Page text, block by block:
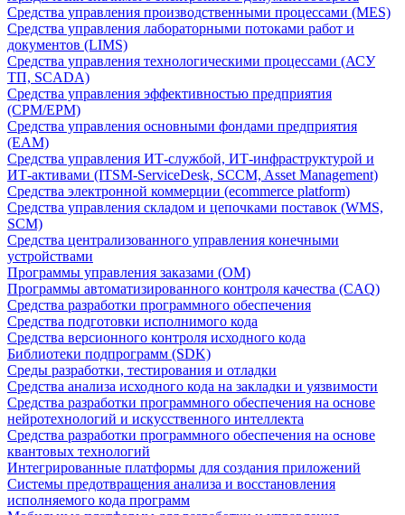
Средства управления производственными процессами (MES)
Средства управления лабораторными потоками работ и
документов (LIMS)
Средства управления технологическими процессами (АСУ
ТП, SCADA)
Средства управления эффективностью предприятия
(CPM/EPM)
Средства управления основными фондами предприятия
(EAM)
Средства управления ИТ-службой, ИТ-инфраструктурой и
ИТ-активами (ITSM-ServiceDesk, SCCM, Asset Management)
Средства электронной коммерции (ecommerce platform)
Средства управления складом и цепочками поставок (WMS,
SCM)
Средства централизованного управления конечными
устройствами
Программы управления заказами (OM)
Программы автоматизированного контроля качества (CAQ)
Средства разработки программного обеспечения
Средства подготовки исполнимого кода
Средства версионного контроля исходного кода
Библиотеки подпрограмм (SDK)
Среды разработки, тестирования и отладки
Средства анализа исходного кода на закладки и уязвимости
Средства разработки программного обеспечения на основе
нейротехнологий и искусственного интеллекта
Средства разработки программного обеспечения на основе
квантовых технологий
Интегрированные платформы для создания приложений
Системы предотвращения анализа и восстановления
исполняемого кода программ